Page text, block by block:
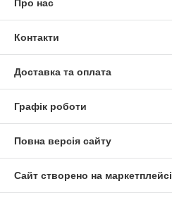
Про нас
Контакти
Доставка та оплата
Графік роботи
Повна версія сайту
Сайт створено на маркетплейсі